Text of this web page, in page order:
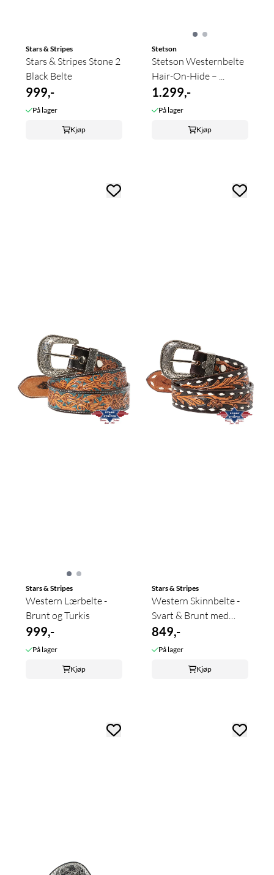
Stars & Stripes
Stars & Stripes Stone 2
Black Belte
999,-
På lager
Kjøp
Stetson
Stetson Westernbelte
Hair-On-Hide – ...
1.299,-
På lager
Kjøp
Stars & Stripes
Western Lærbelte -
Brunt og Turkis
999,-
På lager
Kjøp
Stars & Stripes
Western Skinnbelte -
Svart & Brunt med
fletting
849,-
På lager
Kjøp